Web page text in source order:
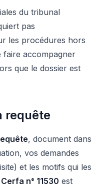
du tribunal
pas
les procédures hors
accompagner
que le dossier est
requête
, document dans
vos demandes
et les motifs qui les
Cerfa n° 11530 est